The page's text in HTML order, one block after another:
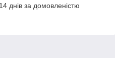
днів за домовленістю